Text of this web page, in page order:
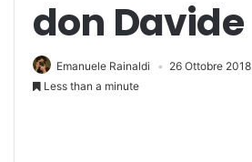
don Davide
Emanuele Rainaldi 26 Ottobre 2018
Less than a minute